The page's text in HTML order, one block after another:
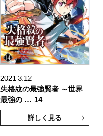
2021.3.12
失格紋の最強賢者 ～世界
最強の … 14
詳しく見る